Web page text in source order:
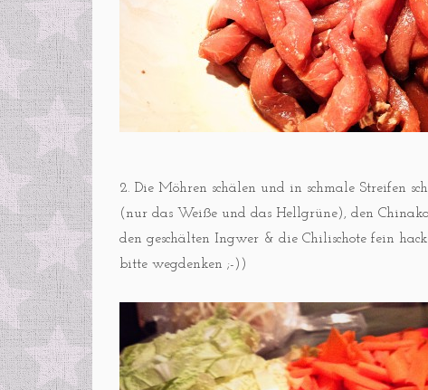
2. Die Möhren schälen und in schmale Streifen
(nur das Weiße und das Hellgrüne), den
den geschälten Ingwer & die Chilischote fein
bitte wegdenken ;-))